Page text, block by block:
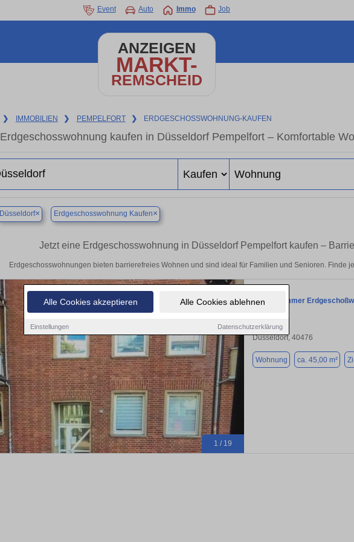
Alle Cookies akzeptieren Alle Cookies ablehnen
Einstellungen Datenschutzerklärung
Event Auto Immo Job
ANZEIGEN
MARKT-
REMSCHEID
❯ IMMOBILIEN ❯ PEMPELFORT ❯ ERDGESCHOSSWOHNUNG-KAUFEN
Erdgeschosswohnung kaufen in Düsseldorf Pempelfort – Komfortable
Düsseldorf× Erdgeschosswohnung Kaufen×
Jetzt eine Erdgeschosswohnung in Düsseldorf Pempelfort kaufen –
Erdgeschosswohnungen bieten barrierefreies Wohnen und sind ideal für Familien und Senioren. Finde
1 / 19
Freie 2-Zimmer
Düsseldorf, 40476
Wohnung ca. 45,00 m²